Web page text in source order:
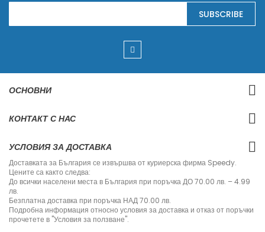
S
g
o
O
N
s
e
t
t
e
r
:
SUBSCRIBE
ОСНОВНИ
КОНТАКТ С НАС
УСЛОВИЯ ЗА ДОСТАВКА
Доставката за България се извършва от куриерска фирма Speedy.
Цените са както следва:
До всички населени места в България при поръчка ДО 70.00 лв. – 4.99
лв.
Безплатна доставка при поръчка НАД 70.00 лв.
Подробна информация относно условия за доставка и отказ от поръчки
прочетете в "Условия за ползване".